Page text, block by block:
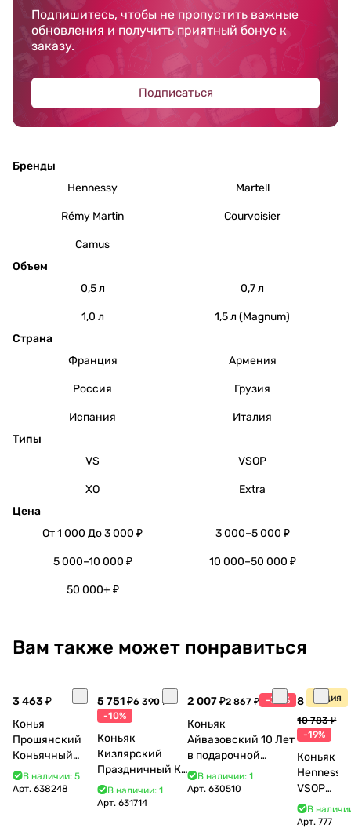
Подпишитесь, чтобы не пропустить важные
обновления и получить приятный бонус к
заказу.
Подписаться
Бренды
Hennessy
Martell
Rémy Martin Courvoisier
Camus
Объем
0,5 л
0,7 л
1,0 л
1,5 л (Magnum)
Страна
Франция
Армения
Россия Грузия
Испания
Италия
Типы
VS
VSOP
XO
Extra
Цена
От 1 000 До 3 000 ₽
3 000–5 000 ₽
5 000–10 000 ₽ 10 000–50 000 ₽
50 000+ ₽
Вам также может понравиться
3 463 ₽
Конья
Прошянский
Коньячный
Завод Елочка 7
лет п/у 750 мл
В наличии: 5
Арт. 638248
5 751 ₽6 390 ₽
-10%
Коньяк
Кизлярский
Праздничный КС
17 лет с мюзле в
тубе 500 мл
В наличии: 1
Арт. 631714
2 007 ₽2 867 ₽ -30%
Коньяк
Айвазовский 10 Лет
в подарочной
упаковке (новый
В наличии: 1
Арт.630510
Акция
8 770 ₽
10 783 ₽
-19%
Коньяк
Hennessy
VSOP
700 мл
В
Арт.777